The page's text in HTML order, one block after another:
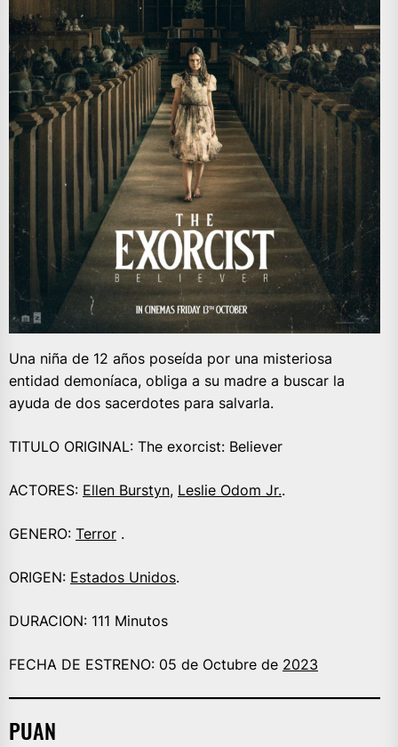
Una niña de 12 años poseída por una misteriosa
entidad demoníaca, obliga a su madre a buscar la
ayuda de dos sacerdotes para salvarla.
TITULO ORIGINAL: The exorcist: Believer
ACTORES: Ellen Burstyn, Leslie Odom Jr..
GENERO: Terror .
ORIGEN: Estados Unidos.
DURACION: 111 Minutos
FECHA DE ESTRENO: 05 de Octubre de 2023
PUAN